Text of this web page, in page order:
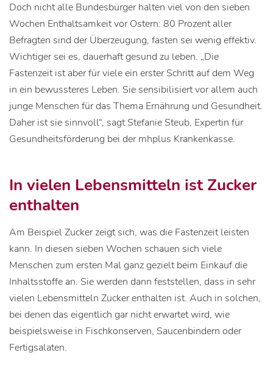
Doch nicht alle Bundesbürger halten viel von den sieben
Wochen Enthaltsamkeit vor Ostern: 80 Prozent aller
Befragten sind der Überzeugung, fasten sei wenig effektiv.
Wichtiger sei es, dauerhaft gesund zu leben. „Die
Fastenzeit ist aber für viele ein erster Schritt auf dem Weg
in ein bewussteres Leben. Sie sensibilisiert vor allem auch
junge Menschen für das Thema Ernährung und Gesundheit.
Daher ist sie sinnvoll“, sagt Stefanie Steub, Expertin für
Gesundheitsförderung bei der mhplus Krankenkasse.
In vielen Lebensmitteln ist Zucker
enthalten
Am Beispiel Zucker zeigt sich, was die Fastenzeit leisten
kann. In diesen sieben Wochen schauen sich viele
Menschen zum ersten Mal ganz gezielt beim Einkauf die
Inhaltsstoffe an. Sie werden dann feststellen, dass in sehr
vielen Lebensmitteln Zucker enthalten ist. Auch in solchen,
bei denen das eigentlich gar nicht erwartet wird, wie
beispielsweise in Fischkonserven, Saucenbindern oder
Fertigsalaten.